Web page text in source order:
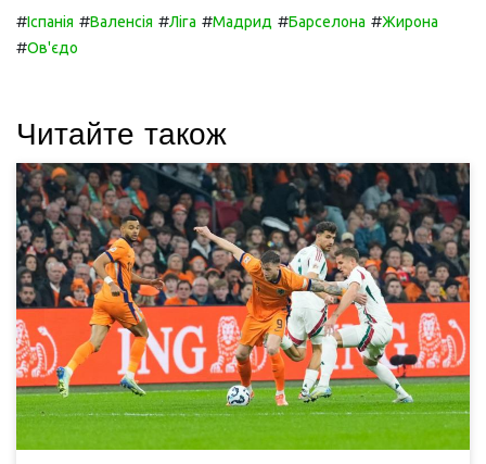
#Іспанія #Валенсія #Ліга #Мадрид #Барселона #Жирона
#Ов'єдо
Читайте також